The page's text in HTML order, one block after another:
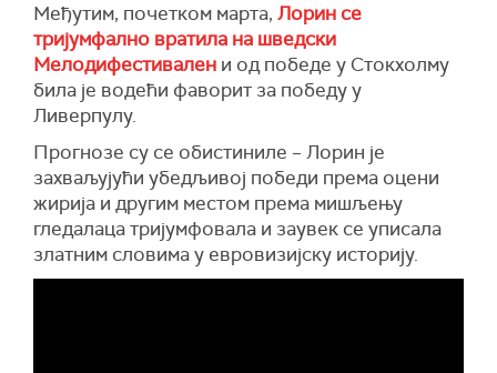
Међутим, почетком марта, Лорин се
тријумфално вратила на шведски
Мелодифестивален и од победе у Стокхолму
била је водећи фаворит за победу у
Ливерпулу.
Прогнозе су се обистиниле – Лорин је
захваљујући убедљивој победи према оцени
жирија и другим местом према мишљењу
гледалаца тријумфовала и заувек се уписала
златним словима у евровизијску историју.